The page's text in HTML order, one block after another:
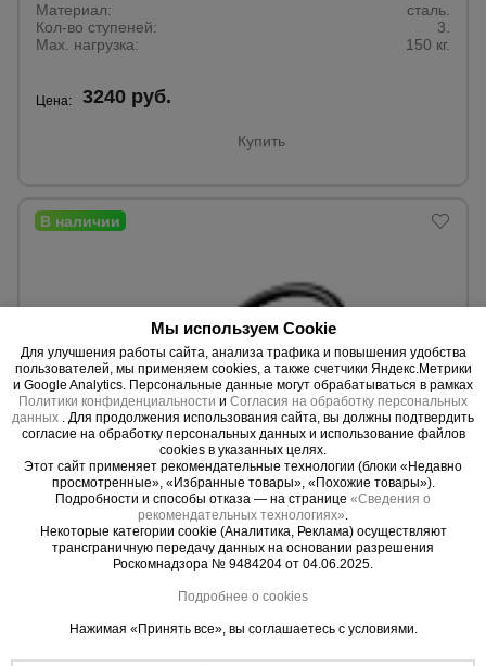
Материал:
сталь.
Кол-во ступеней:
3.
Max. нагрузка:
150 кг.
Цена: 3240 руб.
Купить
0 отзывов
Стремянка Alumet MCH 204
Материал:
сталь.
Кол-во ступеней:
Max. нагрузка:
Цена: 3963 руб.
строительные
Штукатурные
комплекты
Сварочные
аппараты
Тепловые
пушки
Металл и
Мы используем Cookie
Для улучшения работы сайта, анализа трафика и повышения удобства
пользователей, мы применяем cookies, а также счетчики Яндекс.Метрики
и Google Analytics. Персональные данные могут обрабатываться в рамках
Политики конфиденциальности и Согласия на обработку персональных
данных
. Для продолжения использования сайта, вы должны подтвердить
согласие на обработку персональных данных и использование файлов
cookies в указанных целях.
Этот сайт применяет рекомендательные технологии (блоки «Недавно
просмотренные», «Избранные товары», «Похожие товары»).
Подробности и способы отказа — на странице «Сведения о
рекомендательных технологиях»
Некоторые категории cookie (Аналитика, Реклама) осуществляют
трансграничную передачу данных на основании разрешения
Роскомнадзора № 9484204 от 04.06.2025.
Подробнее о cookies
Нажимая «Принять все», вы соглашаетесь с условиями.